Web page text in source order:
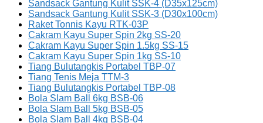
Sandsack Gantung Kulit SSK-4 (D35x125cm)
Sandsack Gantung Kulit SSK-3 (D30x100cm)
Raket Tonnis Kayu RTK-03P
Cakram Kayu Super Spin 2kg SS-20
Cakram Kayu Super Spin 1.5kg SS-15
Cakram Kayu Super Spin 1kg SS-10
Tiang Bulutangkis Portabel TBP-07
Tiang Tenis Meja TTM-3
Tiang Bulutangkis Portabel TBP-08
Bola Slam Ball 6kg BSB-06
Bola Slam Ball 5kg BSB-05
Bola Slam Ball 4kg BSB-04